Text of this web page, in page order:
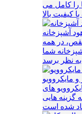
را کامل می
کیفیت بالا
آشپزخانه
در همه
شما
و مایکروویو
های
گزینه هایی